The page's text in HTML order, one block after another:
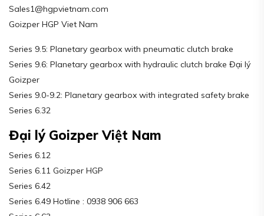
Sales1@hgpvietnam.com
Goizper HGP Viet Nam
Series 9.5: Planetary gearbox with pneumatic clutch brake
Series 9.6: Planetary gearbox with hydraulic clutch brake Đại lý
Goizper
Series 9.0-9.2: Planetary gearbox with integrated safety brake
Series 6.32
Đại lý Goizper Việt Nam
Series 6.12
Series 6.11 Goizper HGP
Series 6.42
Series 6.49 Hotline : 0938 906 663